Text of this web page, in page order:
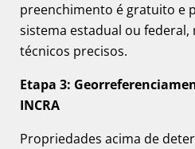
preenchimento é gratuito e
sistema estadual ou federal,
técnicos precisos.
Etapa 3:
INCRA
Propriedades acima de